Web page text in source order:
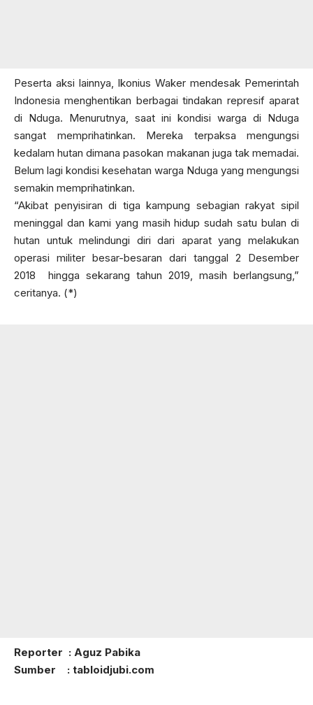
Peserta aksi lainnya, Ikonius Waker mendesak Pemerintah
Indonesia menghentikan berbagai tindakan represif aparat
di Nduga. Menurutnya, saat ini kondisi warga di Nduga
sangat memprihatinkan. Mereka terpaksa mengungsi
kedalam hutan dimana pasokan makanan juga tak memadai.
Belum lagi kondisi kesehatan warga Nduga yang mengungsi
semakin memprihatinkan.
“Akibat penyisiran di tiga kampung sebagian rakyat sipil
meninggal dan kami yang masih hidup sudah satu bulan di
hutan untuk melindungi diri dari aparat yang melakukan
operasi militer besar-besaran dari tanggal 2 Desember
2018 hingga sekarang tahun 2019, masih berlangsung,”
ceritanya. (*)
Reporter : Aguz Pabika
Sumber : tabloidjubi.com